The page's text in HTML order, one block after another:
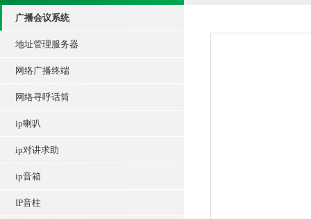
广播会议系统
地址管理服务器
网络广播终端
网络寻呼话筒
ip喇叭
ip对讲求助
ip音箱
IP音柱